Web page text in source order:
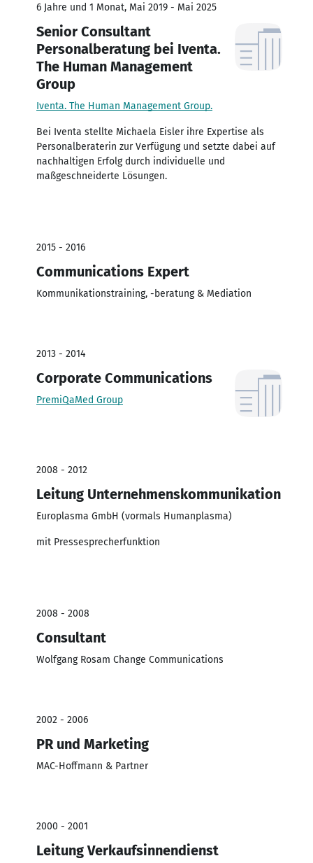
6 Jahre und 1 Monat, Mai 2019 - Mai 2025
Senior Consultant
Personalberatung bei Iventa.
The Human Management
Group
Iventa. The Human Management Group.
Bei Iventa stellte Michaela Eisler ihre Expertise als
Personalberaterin zur Verfügung und setzte dabei auf
nachhaltigen Erfolg durch individuelle und
maßgeschneiderte Lösungen.
2015 - 2016
Communications Expert
Kommunikationstraining, -beratung & Mediation
2013 - 2014
Corporate Communications
PremiQaMed Group
2008 - 2012
Leitung Unternehmenskommunikation
Europlasma GmbH (vormals Humanplasma)
mit Pressesprecherfunktion
2008 - 2008
Consultant
Wolfgang Rosam Change Communications
2002 - 2006
PR und Marketing
MAC-Hoffmann & Partner
2000 - 2001
Leitung Verkaufsinnendienst